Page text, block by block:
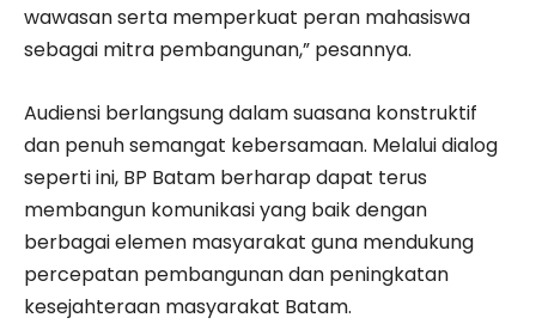
wawasan serta memperkuat peran mahasiswa
sebagai mitra pembangunan,” pesannya.
Audiensi berlangsung dalam suasana konstruktif
dan penuh semangat kebersamaan. Melalui dialog
seperti ini, BP Batam berharap dapat terus
membangun komunikasi yang baik dengan
berbagai elemen masyarakat guna mendukung
percepatan pembangunan dan peningkatan
kesejahteraan masyarakat Batam.